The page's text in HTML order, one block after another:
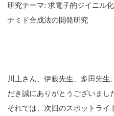
研究テーマ: 求電子的ジイニル
ナミド合成法の開発研究
川上さん、伊藤先生、多田先生
だき誠にありがとうございまし
それでは、次回のスポットライ